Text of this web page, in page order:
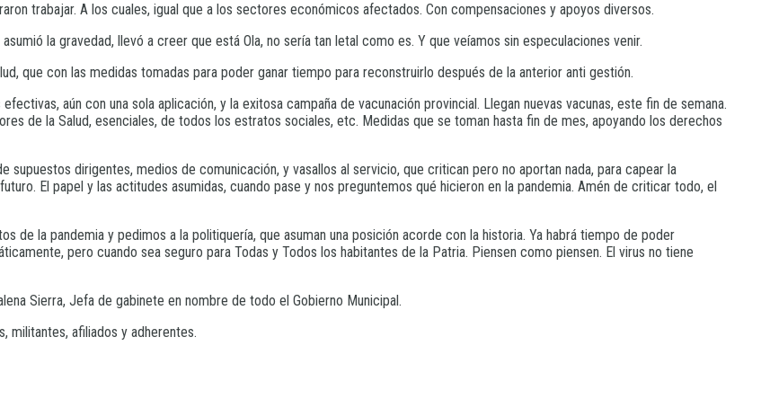
trabajar. A los cuales, igual que a los sectores económicos afectados. Con compensaciones y apoyos diversos.
la gravedad, llevó a creer que está Ola, no sería tan letal como es. Y que veíamos sin especulaciones venir.
que con las medidas tomadas para poder ganar tiempo para reconstruirlo después de la anterior anti gestión.
aún con una sola aplicación, y la exitosa campaña de vacunación provincial. Llegan nuevas vacunas, este fin de semana.
de la Salud, esenciales, de todos los estratos sociales, etc. Medidas que se toman hasta fin de mes, apoyando los derechos
dirigentes, medios de comunicación, y vasallos al servicio, que critican pero no aportan nada, para capear la
El papel y las actitudes asumidas, cuando pase y nos preguntemos qué hicieron en la pandemia. Amén de criticar todo, el
de la pandemia y pedimos a la politiquería, que asuman una posición acorde con la historia. Ya habrá tiempo de poder
pero cuando sea seguro para Todas y Todos los habitantes de la Patria. Piensen como piensen. El virus no tiene
Sierra, Jefa de gabinete en nombre de todo el Gobierno Municipal.
militantes, afiliados y adherentes.